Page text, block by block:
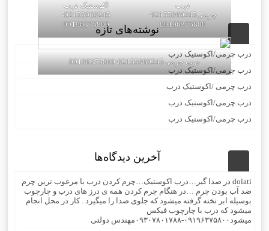
درب
چرمی02155969245-
09196375800
اکوستیک درب
02155969245-
09196375800
درب چرمی02155969245-09196375800
نوشته‌های تازه
درب چرمی/اکوستیک درب
درب چرمی/اکوستیک درب
درب چرمی /اکوستیک درب
درب چرمی/اکوستیک درب
درب چرمی/اکوستیک درب
آخرین دیدگاه‌ها
dolati در صدا گیر…درب اکوستیک…چرم کردن درب با مرغوب ترین چرم
ضد آب بودن چرم …در هنگام چرم کردن همه ی درز های درب و چارچوب
بوسیله ابر تخته گرفته میشود که جلوی صدا را میگیرد . کار در محل انجام
میشود که درب با چارچوب فیکس
میشود۰۹۱۹۶۳۷۵۸۰۰-۰۹۳۰۷۸۰۱۷۸۸مهندس دولتی